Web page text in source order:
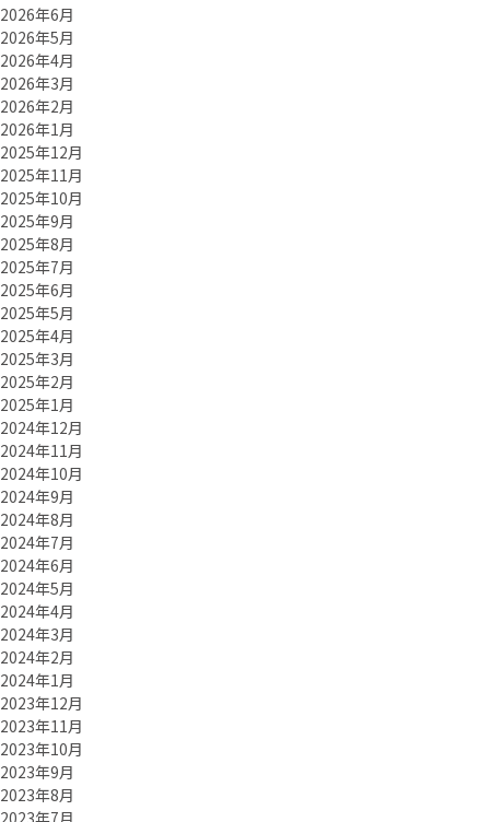
2026年6月
2026年5月
2026年4月
2026年3月
2026年2月
2026年1月
2025年12月
2025年11月
2025年10月
2025年9月
2025年8月
2025年7月
2025年6月
2025年5月
2025年4月
2025年3月
2025年2月
2025年1月
2024年12月
2024年11月
2024年10月
2024年9月
2024年8月
2024年7月
2024年6月
2024年5月
2024年4月
2024年3月
2024年2月
2024年1月
2023年12月
2023年11月
2023年10月
2023年9月
2023年8月
2023年7月